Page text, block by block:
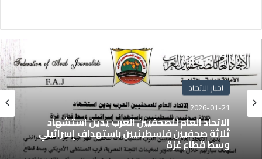
اخبار الاتحاد
2026-01-21
الاتحاد العام للصحفيين العرب يدين استشهاد
ثلاثة صحفيين فلسطينيين باستهداف إسرائيلي
وسط قطاع غزة